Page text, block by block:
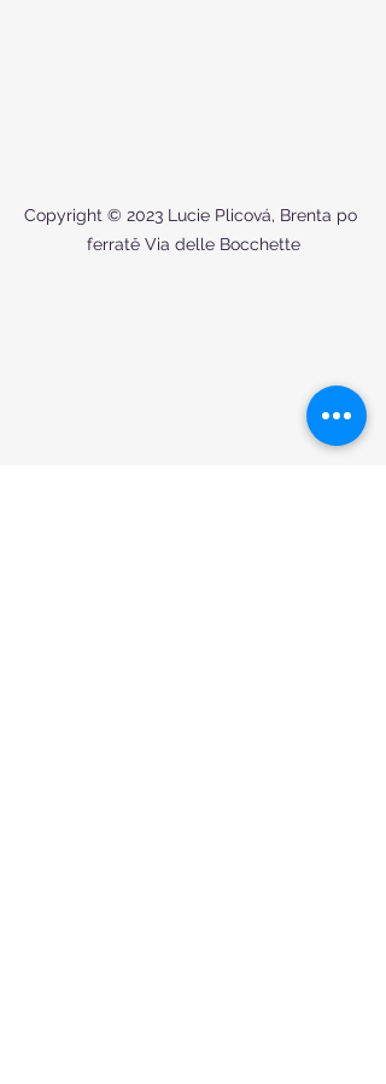
Copyright © 2023 Lucie Plicová, Brenta po
ferratě Via delle Bocchette